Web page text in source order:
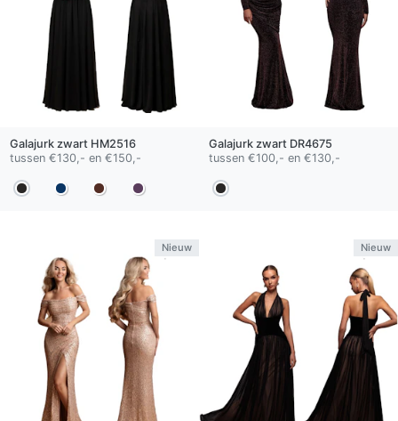
Galajurk zwartHM2516
tussen €130,- en €150,-
Galajurk zwartDR4675
tussen €100,- en €130,-
Nieuw Nieuw